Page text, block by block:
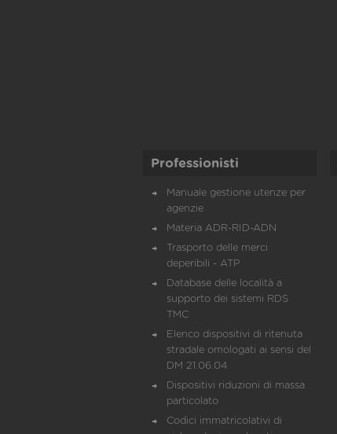
Professionisti
Manuale gestione utenze per
agenzie
Materia ADR-RID-ADN
Trasporto delle merci
deperibili - ATP
Database delle località a
supporto dei sistemi RDS
TMC
Elenco dispositivi di ritenuta
stradale omologati ai sensi del
DM 21.06.04
Dispositivi riduzioni di massa
particolato
Codici immatricolativi di